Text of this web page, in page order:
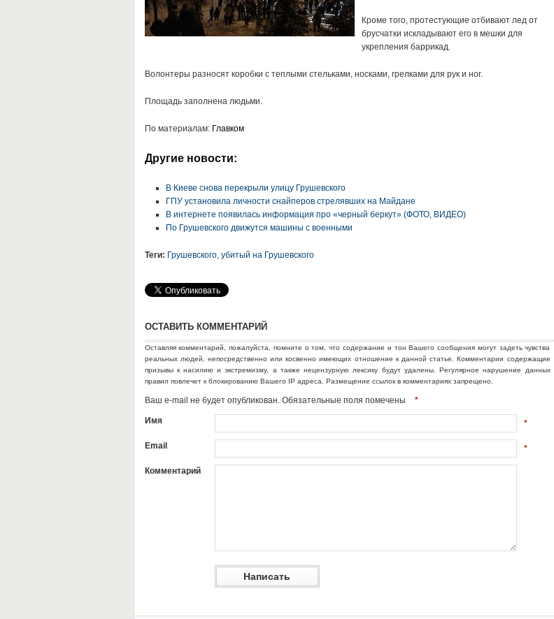
Кроме того, протестующие отбивают лед от
брусчатки искладывают его в мешки для
укрепления баррикад.
Волонтеры разносят коробки с теплыми стельками, носками, грелками для рук и ног.
Площадь заполнена людьми.
По материалам: Главком
Другие новости:
В Киеве снова перекрыли улицу Грушевского
ГПУ установила личности снайперов стрелявших на Майдане
В интернете появилась информация про «черный беркут» (ФОТО, ВИДЕО)
По Грушевского движутся машины с военными
Теги: Грушевского, убитый на Грушевского
ОСТАВИТЬ КОММЕНТАРИЙ
Оставляя комментарий, пожалуйста, помните о том, что содержание и тон Вашего сообщения могут задеть чувства
реальных людей, непосредственно или косвенно имеющих отношение к данной статье. Комментарии содержащие
призывы к насилию и экстремизму, а также нецензурную лексику будут удалены. Регулярное нарушение данных
правил повлечет к блокированию Вашего IP адреса. Размещение ссылок в комментариях запрещено.
Ваш e-mail не будет опубликован. Обязательные поля помечены *
Имя *
Email *
Комментарий